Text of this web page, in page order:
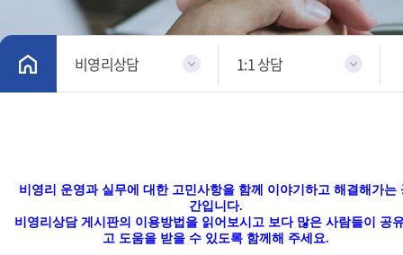
비영리상담 1:1 상담
비영리 운영과 실무에 대한 고민사항을 함께 이야기하고 해결해가는
간입니다.
비영리상담 게시판의 이용방법을 읽어보시고 보다 많은 사람들이 공
고 도움을 받을 수 있도록 함께해 주세요.